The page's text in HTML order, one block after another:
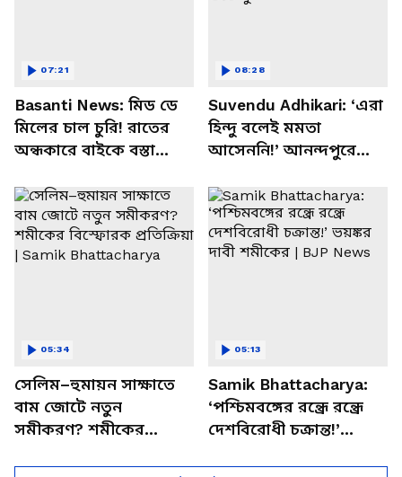
Basanti News: মিড ডে
মিলের চাল চুরি! রাতের
অন্ধকারে বাইকে বস্তা
চত্বরে তাণ্ডব
07:21
Suvendu Adhikari: ‘এরা
হিন্দু বলেই মমতা
আসেননি!’ আনন্দপুরে
খোলসা করলেন শুভেন্দু
08:28
সেলিম–হুমায়ন সাক্ষাতে
বাম জোটে নতুন
সমীকরণ? শমীকের
05:34
Samik Bhattacharya:
‘পশ্চিমবঙ্গের রন্ধ্রে রন্ধ্রে
দেশবিরোধী চক্রান্ত!’
05:13